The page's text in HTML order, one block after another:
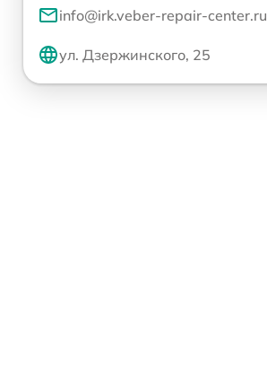
info@irk.veber-repair-center.ru
ул. Дзержинского, 25